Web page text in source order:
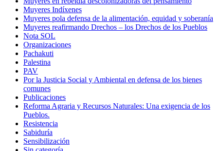
Muyeres Indíxenes
Muyeres pola defensa de la alimentación, equidad y soberanía
Muyeres reafirmando Drechos – los Drechos de los Pueblos
Nota SOL
Organizaciones
Pachakuti
Palestina
PAV
Por la Justicia Social y Ambiental en defensa de los bienes
comunes
Publicaciones
Reforma Agraria y Recursos Naturales: Una exigencia de los
Pueblos.
Resistencia
Sabiduría
Sensibilización